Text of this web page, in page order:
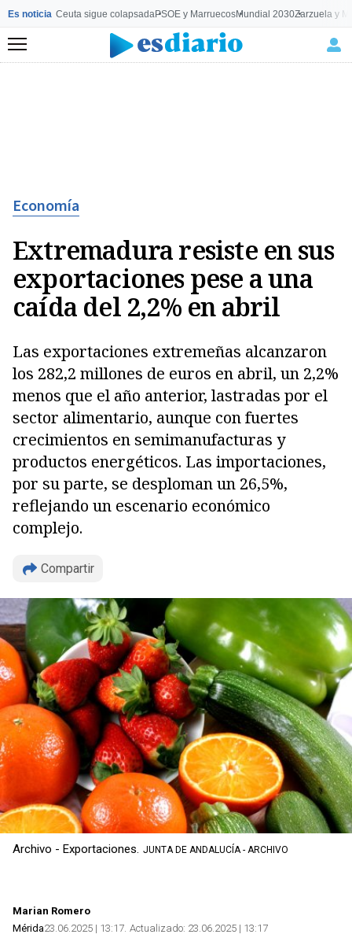
Es noticia Ceuta sigue colapsadaPSOE y MarruecosMundial 2030Zarzuela y
Menú
Economía
Extremadura resiste en sus
exportaciones pese a una
caída del 2,2% en abril
Las exportaciones extremeñas alcanzaron
los 282,2 millones de euros en abril, un 2,2%
menos que el año anterior, lastradas por el
sector alimentario, aunque con fuertes
crecimientos en semimanufacturas y
productos energéticos. Las importaciones,
por su parte, se desploman un 26,5%,
reflejando un escenario económico
complejo.
Compartir
Copiar
Archivo - Exportaciones. JUNTA DE ANDALUCÍA - ARCHIVO
Marian Romero
Mérida23.06.2025 | 13:17 Actualizado: 23.06.2025 | 13:17